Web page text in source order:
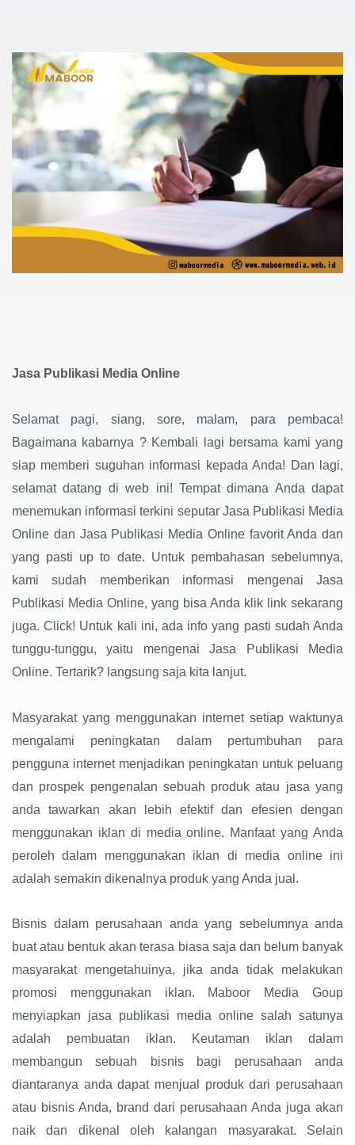
Jasa Publikasi Media Online
Selamat pagi, siang, sore, malam, para pembaca!
Bagaimana kabarnya ? Kembali lagi bersama kami yang
siap memberi suguhan informasi kepada Anda! Dan lagi,
selamat datang di web ini! Tempat dimana Anda dapat
menemukan informasi terkini seputar Jasa Publikasi Media
Online dan Jasa Publikasi Media Online favorit Anda dan
yang pasti up to date. Untuk pembahasan sebelumnya,
kami sudah memberikan informasi mengenai Jasa
Publikasi Media Online, yang bisa Anda klik link sekarang
juga. Click! Untuk kali ini, ada info yang pasti sudah Anda
tunggu-tunggu, yaitu mengenai Jasa Publikasi Media
Online. Tertarik? langsung saja kita lanjut.
Masyarakat yang menggunakan internet setiap waktunya
mengalami peningkatan dalam pertumbuhan para
pengguna internet menjadikan peningkatan untuk peluang
dan prospek pengenalan sebuah produk atau jasa yang
anda tawarkan akan lebih efektif dan efesien dengan
menggunakan iklan di media online. Manfaat yang Anda
peroleh dalam menggunakan iklan di media online ini
adalah semakin dikenalnya produk yang Anda jual.
Bisnis dalam perusahaan anda yang sebelumnya anda
buat atau bentuk akan terasa biasa saja dan belum banyak
masyarakat mengetahuinya, jika anda tidak melakukan
promosi menggunakan iklan. Maboor Media Goup
menyiapkan jasa publikasi media online salah satunya
adalah pembuatan iklan. Keutaman iklan dalam
membangun sebuah bisnis bagi perusahaan anda
diantaranya anda dapat menjual produk dari perusahaan
atau bisnis Anda, brand dari perusahaan Anda juga akan
naik dan dikenal oleh kalangan masyarakat. Selain